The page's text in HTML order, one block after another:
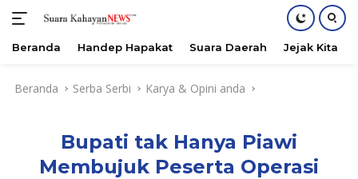
Beranda Handep Hapakat Suara Daerah Jejak Kita
Beranda Serba Serbi Karya & Opini anda
Bupati tak Hanya Piawi
Membujuk Peserta Operasi